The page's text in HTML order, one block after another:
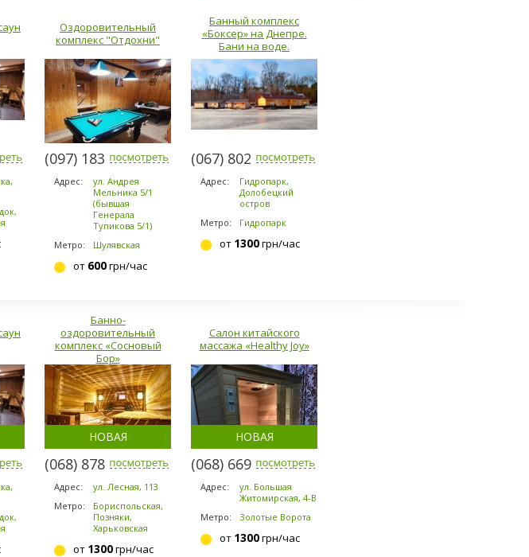
Оздоровительный
комплекс "Отдохни"
(097) 183-9184
Адрес:
ул. Андрея
Мельника 5/1
(бывшая
Генерала
Тупикова 5/1)
Метро:
Шулявская
от 600грн/час
Банный комплекс
«Боксер» на Днепре.
Бани на воде.
(067) 802-6898
Адрес:
Гидропарк,
Долобецкий
остров
Метро:
Гидропарк
от 1300грн/час
Банно-
оздоровительный
комплекс «Сосновый
Бор»
НОВАЯ
(068) 878-5953
Адрес:
ул. Лесная, 113
Метро:
Бориспольская,
Позняки,
Харьковская
от 1300грн/час
Салон китайского
массажа «Healthy Joy»
НОВАЯ
(068) 669-7071
Адрес:
ул. Большая
Житомирская, 4-В
Метро:
Золотые Ворота
от 1300грн/час